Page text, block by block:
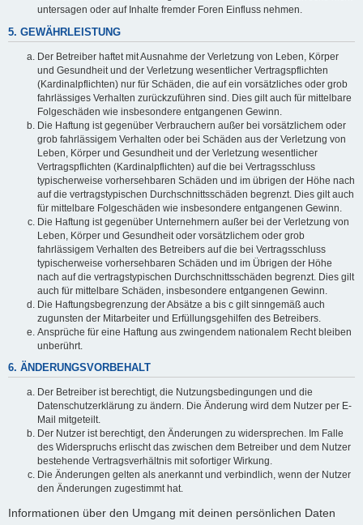
untersagen oder auf Inhalte fremder Foren Einfluss nehmen.
5. GEWÄHRLEISTUNG
Der Betreiber haftet mit Ausnahme der Verletzung von Leben, Körper
und Gesundheit und der Verletzung wesentlicher Vertragspflichten
(Kardinalpflichten) nur für Schäden, die auf ein vorsätzliches oder grob
fahrlässiges Verhalten zurückzuführen sind. Dies gilt auch für mittelbare
Folgeschäden wie insbesondere entgangenen Gewinn.
Die Haftung ist gegenüber Verbrauchern außer bei vorsätzlichem oder
grob fahrlässigem Verhalten oder bei Schäden aus der Verletzung von
Leben, Körper und Gesundheit und der Verletzung wesentlicher
Vertragspflichten (Kardinalpflichten) auf die bei Vertragsschluss
typischerweise vorhersehbaren Schäden und im übrigen der Höhe nach
auf die vertragstypischen Durchschnittsschäden begrenzt. Dies gilt auch
für mittelbare Folgeschäden wie insbesondere entgangenen Gewinn.
Die Haftung ist gegenüber Unternehmern außer bei der Verletzung von
Leben, Körper und Gesundheit oder vorsätzlichem oder grob
fahrlässigem Verhalten des Betreibers auf die bei Vertragsschluss
typischerweise vorhersehbaren Schäden und im Übrigen der Höhe
nach auf die vertragstypischen Durchschnittsschäden begrenzt. Dies gilt
auch für mittelbare Schäden, insbesondere entgangenen Gewinn.
Die Haftungsbegrenzung der Absätze a bis c gilt sinngemäß auch
zugunsten der Mitarbeiter und Erfüllungsgehilfen des Betreibers.
Ansprüche für eine Haftung aus zwingendem nationalem Recht bleiben
unberührt.
6. ÄNDERUNGSVORBEHALT
Der Betreiber ist berechtigt, die Nutzungsbedingungen und die
Datenschutzerklärung zu ändern. Die Änderung wird dem Nutzer per E-
Mail mitgeteilt.
Der Nutzer ist berechtigt, den Änderungen zu widersprechen. Im Falle
des Widerspruchs erlischt das zwischen dem Betreiber und dem Nutzer
bestehende Vertragsverhältnis mit sofortiger Wirkung.
Die Änderungen gelten als anerkannt und verbindlich, wenn der Nutzer
den Änderungen zugestimmt hat.
Informationen über den Umgang mit deinen persönlichen Daten